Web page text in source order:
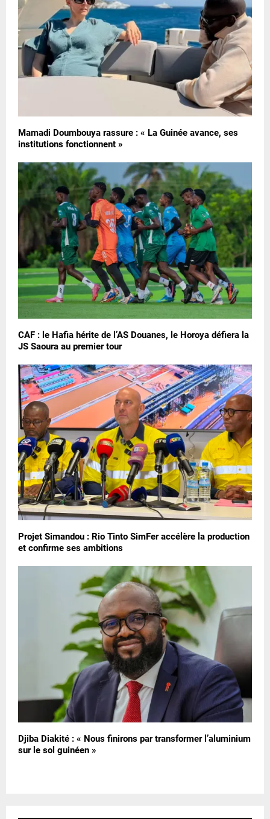
Mamadi Doumbouya rassure : « La Guinée avance, ses
institutions fonctionnent »
CAF : le Hafia hérite de l’AS Douanes, le Horoya défiera la
JS Saoura au premier tour
Projet Simandou : Rio Tinto SimFer accélère la production
et confirme ses ambitions
Djiba Diakité : « Nous finirons par transformer l’aluminium
sur le sol guinéen »